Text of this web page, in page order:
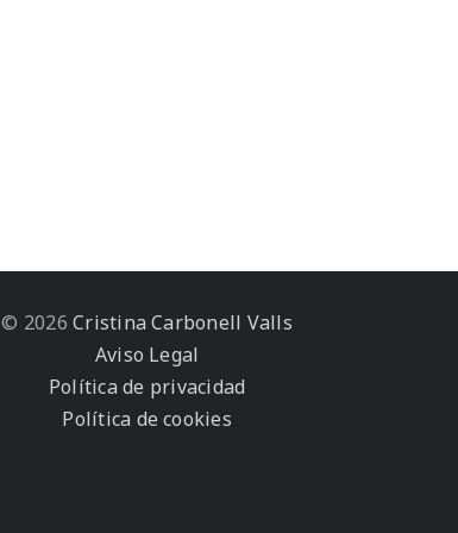
© 2026 Cristina Carbonell Valls
Aviso Legal
Política de privacidad
Política de cookies